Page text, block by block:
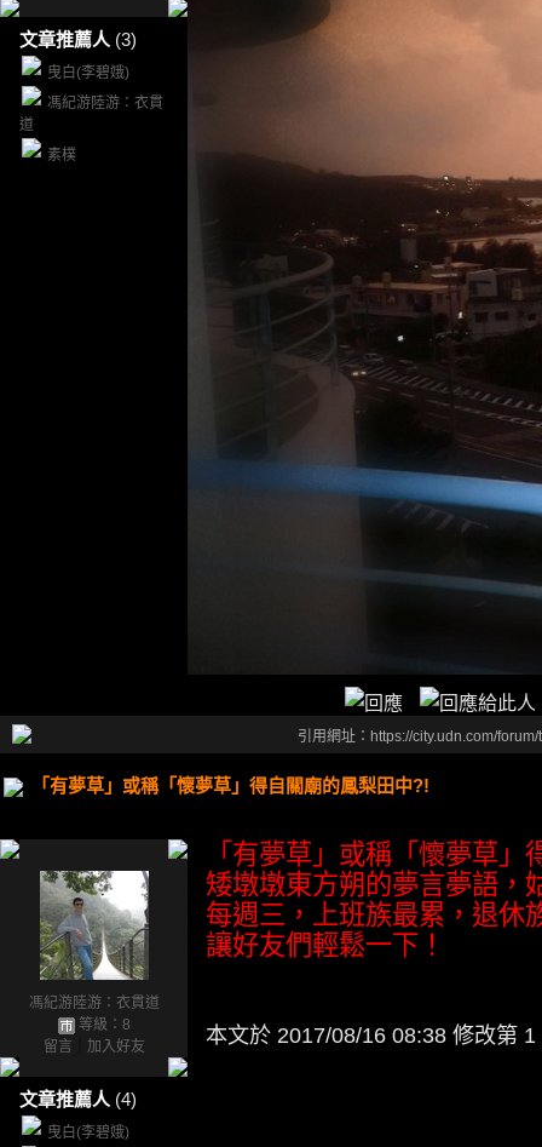
文章推薦人 (3)
曳白(李碧娥)
馮紀游陸游：衣貫
道
素樸
引用網址：https://city.udn.com/
「有夢草」或稱「懷夢草」得自關廟的鳳梨田中?!
馮紀游陸游：衣貫道
等級：8
留言
加入好友
文章推薦人 (4)
曳白(李碧娥)
「有夢草」或稱「懷夢草
矮墩墩東方朔的夢言夢語，
每週三，上班族最累，退休
讓好友們輕鬆一下！
本文於 2017/08/16 08:38 修改第 1